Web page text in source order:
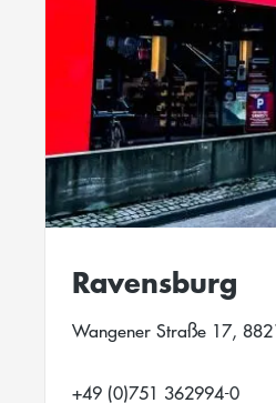
Ravensburg
Wangener Straße 17,
+49 (0)751 362994-0